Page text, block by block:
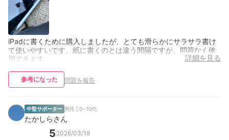
iPadに書くために購入しましたが、とても滑らかにサラサラ書け
て使いやすいです。紙に書くのとは違う間隔ですが、問題なく使
用できます。
詳細を見る
参考になった 問題を報告
中堅サポーター 男性 | 0~10代
たかしらさん
5 2026/03/19